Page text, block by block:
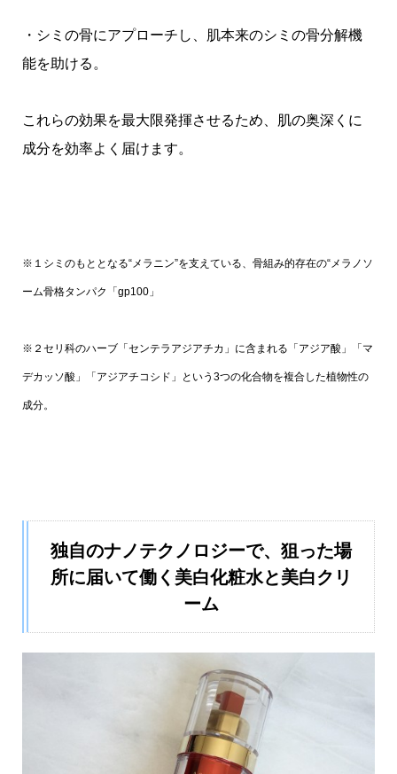
・シミの骨にアプローチし、肌本来のシミの骨分解機
能を助ける。
これらの効果を最大限発揮させるため、肌の奥深くに
成分を効率よく届けます。
※１シミのもととなる“メラニン”を支えている、骨組み的存在の“メラノソ
ーム骨格タンパク「gp100」
※２セリ科のハーブ「センテラアジアチカ」に含まれる「アジア酸」「マ
デカッソ酸」「アジアチコシド」という3つの化合物を複合した植物性の
成分。
独自のナノテクノロジーで、狙った場
所に届いて働く美白化粧水と美白クリ
ーム